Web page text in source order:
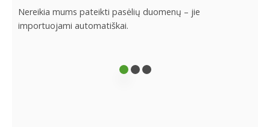
Nereikia mums pateikti pasėlių duomenų – jie
importuojami automatiškai.